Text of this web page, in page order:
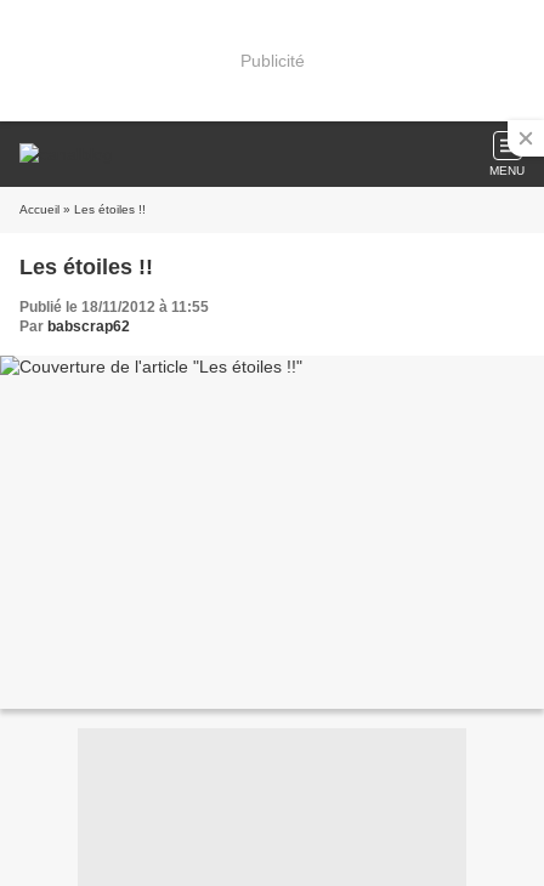
Publicité
MENU
Accueil » Les étoiles !!
Les étoiles !!
Publié le 18/11/2012 à 11:55
Par babscrap62